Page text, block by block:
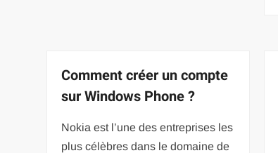
Comment créer un compte
sur Windows Phone ?
Nokia est l’une des entreprises les
plus célèbres dans le domaine de